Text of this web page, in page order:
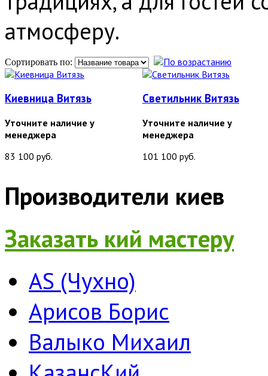
атмосферу.
Сортировать по:
Киевница Витязь
Уточните наличие у
менеджера
83 100 руб.
Светильник Витязь
Уточните наличие у
менеджера
101 100 руб.
Производители киев
Заказать кий мастеру
AS (Чухно)
Арисов Борис
Валыко Михаил